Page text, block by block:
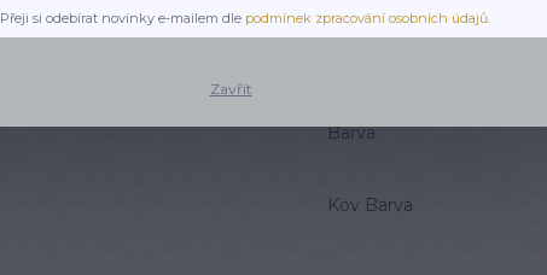
Barva
Kov Barva
Přeji si odebírat novinky e-mailem dle podmínek zpracování osobních údajů.
Zavřít